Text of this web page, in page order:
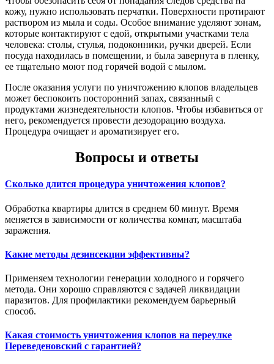
кожу, нужно использовать перчатки. Поверхности протирают
раствором из мыла и соды. Особое внимание уделяют зонам,
которые контактируют с едой, открытыми участками тела
человека: столы, стулья, подоконники, ручки дверей. Если
посуда находилась в помещении, и была завернута в пленку,
ее тщательно моют под горячей водой с мылом.
После оказания услуги по уничтожению клопов владельцев
может беспокоить посторонний запах, связанный с
продуктами жизнедеятельности клопов. Чтобы избавиться от
него, рекомендуется провести дезодорацию воздуха.
Процедура очищает и ароматизирует его.
Вопросы и ответы
Сколько длится процедура уничтожения клопов?
Обработка квартиры длится в среднем 60 минут. Время
меняется в зависимости от количества комнат, масштаба
заражения.
Какие методы дезинсекции эффективны?
Применяем технологии генерации холодного и горячего
метода. Они хорошо справляются с задачей ликвидации
паразитов. Для профилактики рекомендуем барьерный
способ.
Какая стоимость уничтожения клопов на переулке
Переведеновский с гарантией?